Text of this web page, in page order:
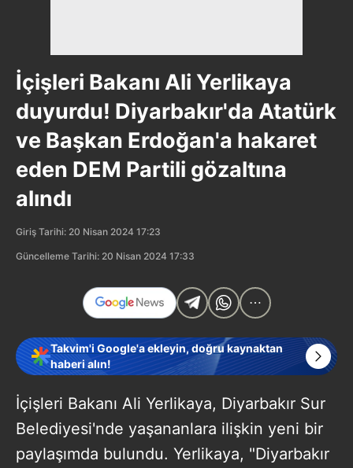
İçişleri Bakanı Ali Yerlikaya
duyurdu! Diyarbakır'da Atatürk
ve Başkan Erdoğan'a hakaret
eden DEM Partili gözaltına
alındı
Giriş Tarihi: 20 Nisan 2024 17:23
Güncelleme Tarihi: 20 Nisan 2024 17:33
Takvim'i Google'a ekleyin, doğru kaynaktan
haberi alın!
İçişleri Bakanı Ali Yerlikaya, Diyarbakır Sur
Belediyesi'nde yaşananlara ilişkin yeni bir
paylaşımda bulundu. Yerlikaya, "Diyarbakır